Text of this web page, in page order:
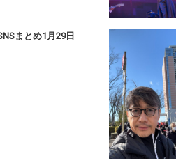
まとめ1月29日